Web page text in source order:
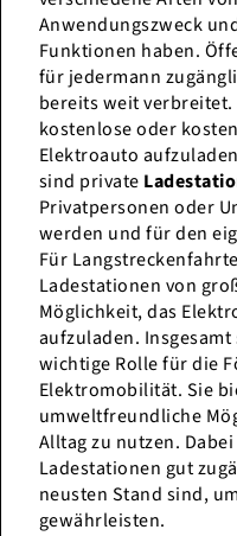
Anwendungszweck
Funktionen haben.
für jedermann
bereits weit
kostenlose oder
Elektroauto
sind private
Privatpersonen oder
werden und für den
Für
Ladestationen von
Möglichkeit, das
aufzuladen. Insgesamt
wichtige Rolle für die
Elektromobilität. Sie
umweltfreundliche
Alltag zu nutzen.
Ladestationen gut
neusten Stand sind,
gewährleisten.